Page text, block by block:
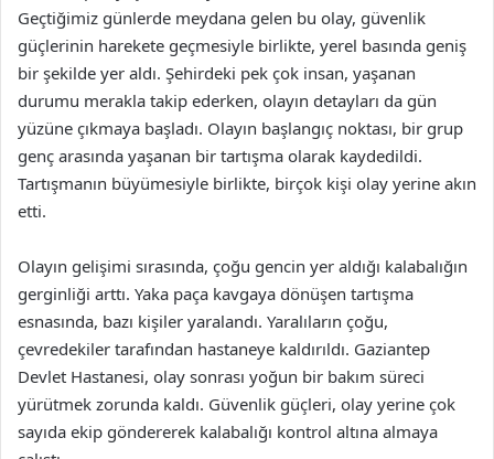
Geçtiğimiz günlerde meydana gelen bu olay, güvenlik
güçlerinin harekete geçmesiyle birlikte, yerel basında geniş
bir şekilde yer aldı. Şehirdeki pek çok insan, yaşanan
durumu merakla takip ederken, olayın detayları da gün
yüzüne çıkmaya başladı. Olayın başlangıç noktası, bir grup
genç arasında yaşanan bir tartışma olarak kaydedildi.
Tartışmanın büyümesiyle birlikte, birçok kişi olay yerine akın
etti.
Olayın gelişimi sırasında, çoğu gencin yer aldığı kalabalığın
gerginliği arttı. Yaka paça kavgaya dönüşen tartışma
esnasında, bazı kişiler yaralandı. Yaralıların çoğu,
çevredekiler tarafından hastaneye kaldırıldı. Gaziantep
Devlet Hastanesi, olay sonrası yoğun bir bakım süreci
yürütmek zorunda kaldı. Güvenlik güçleri, olay yerine çok
sayıda ekip göndererek kalabalığı kontrol altına almaya